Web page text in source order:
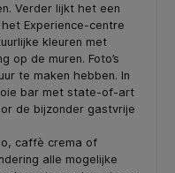
Verder lijkt het een
Experience-centre
kleuren met
op de muren. Foto’s
te maken hebben. In
bar met state-of-art
de bijzonder gastvrije
caffè crema of
alle mogelijke